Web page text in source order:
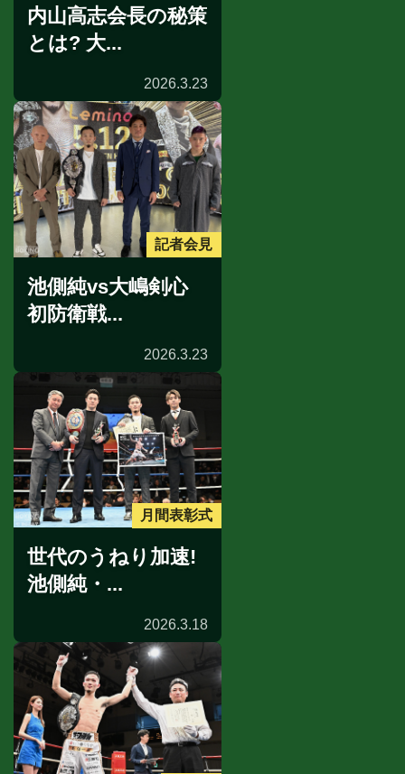
内山高志会長の秘策
とは? 大...
2026.3.23
記者会見
池側純vs大嶋剣心
初防衛戦...
2026.3.23
月間表彰式
世代のうねり加速!
池側純・...
2026.3.18